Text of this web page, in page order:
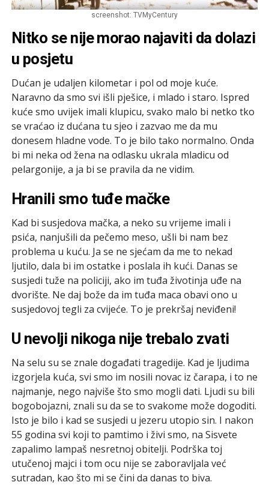
screenshot: TVMyCentury
Nitko se nije morao najaviti da dolazi
u posjetu
Dućan je udaljen kilometar i pol od moje kuće.
Naravno da smo svi išli pješice, i mlado i staro. Ispred
kuće smo uvijek imali klupicu, svako malo bi netko tko
se vraćao iz dućana tu sjeo i zazvao me da mu
donesem hladne vode. To je bilo tako normalno. Onda
bi mi neka od žena na odlasku ukrala mladicu od
pelargonije, a ja bi se pravila da ne vidim.
Hranili smo tuđe mačke
Kad bi susjedova mačka, a neko su vrijeme imali i
psića, nanjušili da pečemo meso, ušli bi nam bez
problema u kuću. Ja se ne sjećam da me to nekad
ljutilo, dala bi im ostatke i poslala ih kući. Danas se
susjedi tuže na policiji, ako im tuđa životinja uđe na
dvorište. Ne daj bože da im tuđa maca obavi ono u
susjedovoj tegli za cvijeće. To je prekršaj neviđeni!
U nevolji nikoga nije trebalo zvati
Na selu su se znale događati tragedije. Kad je ljudima
izgorjela kuća, svi smo im nosili novac iz čarapa, i to ne
najmanje, nego najviše što smo mogli dati. Ljudi su bili
bogobojazni, znali su da se to svakome može dogoditi.
Isto je bilo i kad se susjedi u jezeru utopio sin. I nakon
55 godina svi koji to pamtimo i živi smo, na Sisvete
zapalimo lampaš nesretnoj obitelji. Podrška toj
utučenoj majci i tom ocu nije se zaboravljala već
sutradan, kao što mi se čini da danas to biva.